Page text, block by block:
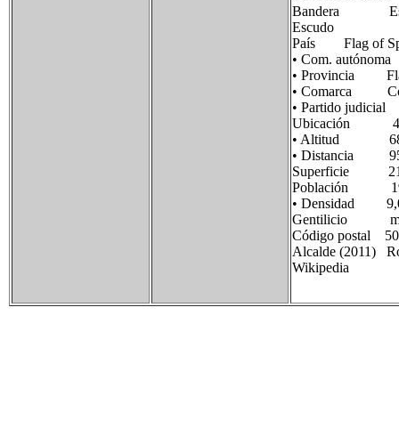
Bandera
Escudo
País Flag of
• Com.
• Provincia Flag
• Comarca
• Partido
Ubicación
• Altitud
• Distancia 95
Superficie
Población 190
• Densidad
Gentilicio
Código postal
Alcalde (2011)
Wikipedia